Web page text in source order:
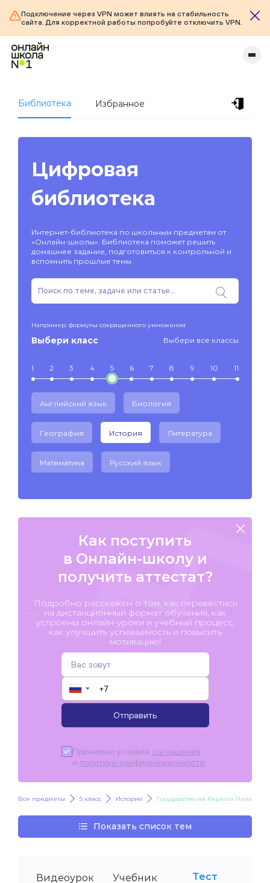
Подключение через VPN может влиять на стабильность
сайта. Для корректной работы попробуйте отключить VPN.
Библиотека Избранное
Цифровая
библиотека
Интернет-библиотека по школьным предметам от
«Онлайн-школы». Библиотека поможет решить
домашнее задание, подготовиться к контрольной и
вспомнить прошлые темы.
Например: формулы сокращенного умножения
Выбери класс Выбери все классы
1 2 3 4 5 6 7 8 9 10 11
Английский язык Биология
География История Литература
Математика Русский язык
Как поступить
в Онлайн-школу и
получить аттестат?
Подробно расскажем о том, как перевестись
на дистанционный формат обучения, как
устроены онлайн-уроки и учебный процесс,
как улучшить успеваемость и повысить
мотивацию!
▼
Отправить
Принимаю условия соглашения
и политики конфиденциальности
Все предметы 5 класс История Государство на берегах Нила
Показать список тем
Видеоурок Учебник Тест